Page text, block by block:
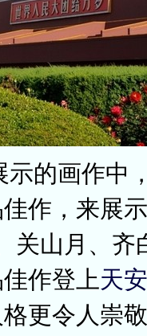
示的画作中
作，来展
关山月、齐
作登上天
更令人崇